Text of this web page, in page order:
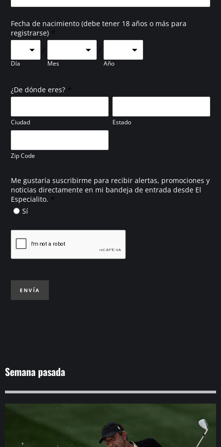
Fecha de nacimiento (debe tener 18 años o más para
registrarse) *
Día
/
Mes
/
Año
¿De dónde eres? *
Ciudad Estado
Zip Code
Me gustaría suscribirme para recibir alertas, promociones y
noticias directamente en mi bandeja de entrada desde El
Especialito. *
Sí
ENVÍA
Semana pasada